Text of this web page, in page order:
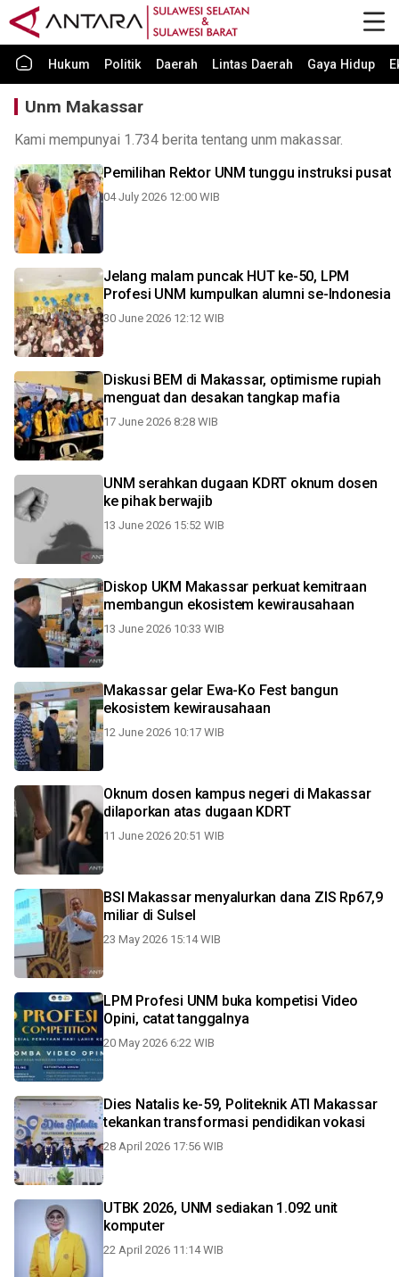
Hukum Politik Daerah Lintas Daerah Gaya Hidup
Unm Makassar
Kami mempunyai 1.734 berita tentang unm makassar.
Pemilihan Rektor UNM tunggu instruksi pusat
04 July 2026 12:00 WIB
Jelang malam puncak HUT ke-50, LPM
Profesi UNM kumpulkan alumni se-Indonesia
30 June 2026 12:12 WIB
Diskusi BEM di Makassar, optimisme rupiah
menguat dan desakan tangkap mafia
17 June 2026 8:28 WIB
UNM serahkan dugaan KDRT oknum dosen
ke pihak berwajib
13 June 2026 15:52 WIB
Diskop UKM Makassar perkuat kemitraan
membangun ekosistem kewirausahaan
13 June 2026 10:33 WIB
Makassar gelar Ewa-Ko Fest bangun
ekosistem kewirausahaan
12 June 2026 10:17 WIB
Oknum dosen kampus negeri di Makassar
dilaporkan atas dugaan KDRT
11 June 2026 20:51 WIB
BSI Makassar menyalurkan dana ZIS Rp67,9
miliar di Sulsel
23 May 2026 15:14 WIB
LPM Profesi UNM buka kompetisi Video
Opini, catat tanggalnya
20 May 2026 6:22 WIB
Dies Natalis ke-59, Politeknik ATI Makassar
tekankan transformasi pendidikan vokasi
28 April 2026 17:56 WIB
UTBK 2026, UNM sediakan 1.092 unit
komputer
22 April 2026 11:14 WIB